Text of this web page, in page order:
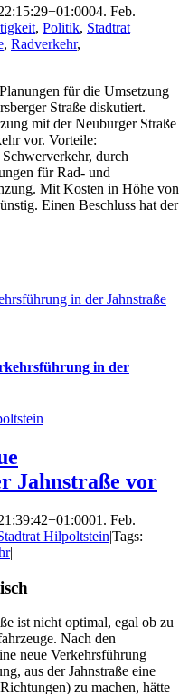
04. Feb.
, Politik, Stadtrat
, Radverkehr,
für die Umsetzung
Straße diskutiert.
mit der Neuburger Straße
vor. Vorteile:
durch
für Rad- und
Mit Kosten in Höhe von
Einen Beschluss hat der
in der Jahnstraße
in der
Jahnstraße vor
01. Feb.
Hilpoltstein|Tags:
|
ist nicht optimal, egal ob zu
Nach den
neue Verkehrsführung
aus der Jahnstraße eine
zu machen, hätte